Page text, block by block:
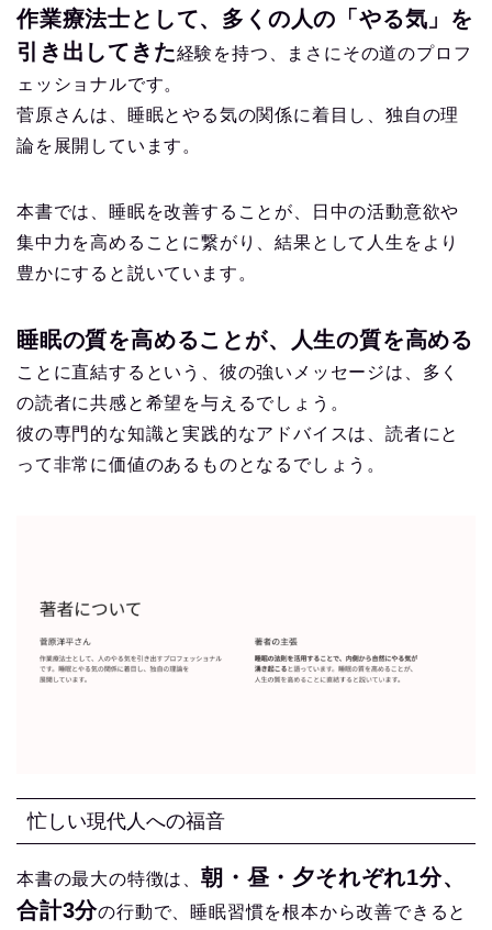
作業療法士として、多くの人の「やる気」を
引き出してきた経験を持つ、まさにその道のプロフ
ェッショナルです。
菅原さんは、睡眠とやる気の関係に着目し、独自の理
論を展開しています。
本書では、睡眠を改善することが、日中の活動意欲や
集中力を高めることに繋がり、結果として人生をより
豊かにすると説いています。
睡眠の質を高めることが、人生の質を高める
ことに直結するという、彼の強いメッセージは、多く
の読者に共感と希望を与えるでしょう。
彼の専門的な知識と実践的なアドバイスは、読者にと
って非常に価値のあるものとなるでしょう。
忙しい現代人への福音
本書の最大の特徴は、 朝・昼・夕それぞれ1分、
合計3分の行動で、睡眠習慣を根本から改善できると